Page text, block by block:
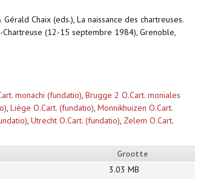
Chaix (eds.), La naissance des chartreuses.
(12-15 septembre 1984), Grenoble,
monachi (fundatio), Brugge 2 O.Cart. moniales
, Liège O.Cart. (fundatio), Monnikhuizen O.Cart.
, Utrecht O.Cart. (fundatio), Zelem O.Cart.
Grootte
3.03 MB